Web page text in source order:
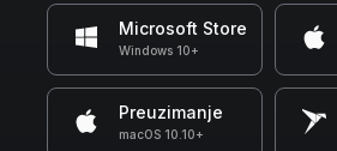
Microsoft Store
Windows 10+
Preuzimanje
macOS 10.10+